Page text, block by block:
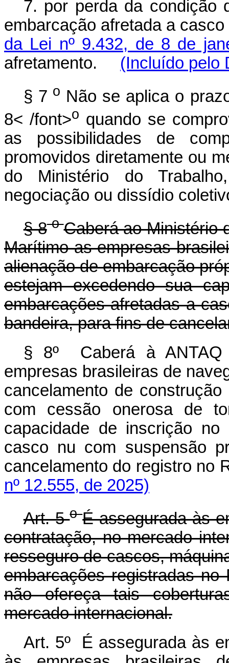
7. por perda da condição
embarcação afretada a
da Lei nº 9.432, de 8 de
afretamento. (Incluído pelo
§ 7 o Não se aplica o
8< /font>o quando se
as possibilidades de
promovidos diretamente ou
do Ministério do
negociação ou dissídio
§ 8oCaberá ao Ministério
Marítimo as empresas
alienação de embarcação
estejam excedendo sua
embarcações afretadas a
bandeira, para fins de
§ 8º Caberá à ANTAQ
empresas brasileiras de
cancelamento de
com cessão onerosa de
capacidade de inscrição
casco nu com suspensão
cancelamento do registro
nº 12.555, de 2025)
Art. 5oÉ assegurada às
contratação, no mercado
resseguro de cascos,
embarcações registradas
não ofereça tais
mercado internacional.
Art. 5º É assegurada às